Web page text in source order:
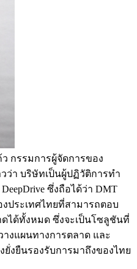
กรรมการผู้จัดการของ
วว่า บริษัทเป็นผู้ปฏิวัติการทำ
ซึ่งถือได้ว่า DMT
งประเทศไทยที่สามารถตอบ
ได้ทั้งหมด ซึ่งจะเป็นโซลูชันที่
งแผนทางการตลาด และ
ยั่งยืนรองรับการมาถึงของไทย